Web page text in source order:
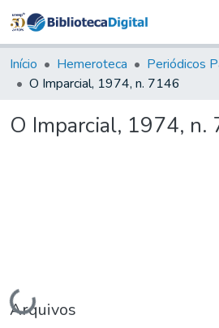
&
Coleções
Tudo na
Digital
Início Hemeroteca Periódicos
O Imparcial, 1974, n. 7146
O Imparcial, 1974, n.
Carregando...
Arquivos